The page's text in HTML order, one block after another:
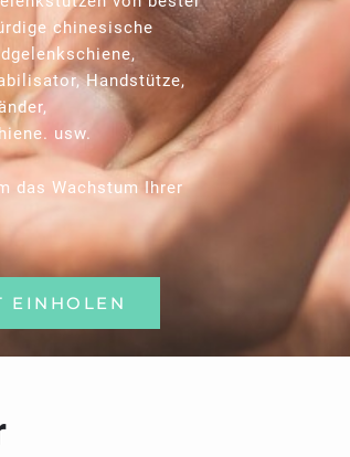
chinesische
Handstütze,
usw.
das Wachstum Ihrer
EINHOLEN